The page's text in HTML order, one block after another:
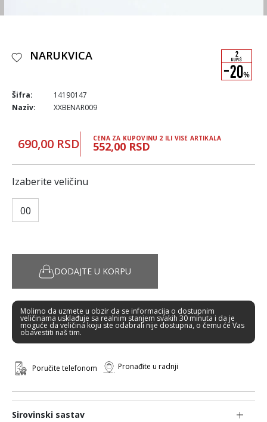
Sirovinski sastav
NARUKVICA
Šifra:
14190147
Naziv:
XXBENAR009
690,00 RSD CENA ZA KUPOVINU 2 ILI VISE ARTIKALA
552,00 RSD
Izaberite veličinu
00
DODAJTE U KORPU
Molimo da uzmete u obzir da se informacija o dostupnim
veličinama usklađuje sa realnim stanjem svakih 30 minuta i da je
moguće da veličina koju ste odabrali nije dostupna, o čemu će Vas
obavestiti naš tim.
Poručite telefonom Pronađite u radnji